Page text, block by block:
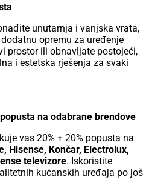
unutarnja i vanjska vrata,
opremu za uređenje
prostor ili obnavljate postojeći,
i estetska rješenja za svaki
na odabrane brendove
vas 20% + 20% popusta na
Hisense, Končar, Electrolux,
televizore. Iskoristite
kućanskih uređaja po još